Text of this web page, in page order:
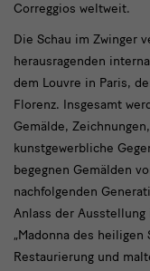
Correggios weltweit.
Die Schau im Zwinger
herausragenden
dem Louvre in Paris,
Florenz. Insgesamt
Gemälde,
kunstgewerbliche
begegnen Gemälden
nachfolgenden
Anlass der
„Madonna des
Restaurierung und